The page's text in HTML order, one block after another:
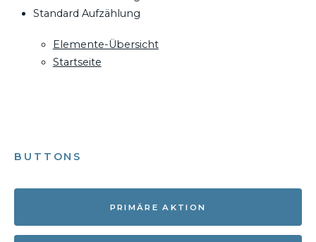
Standard Aufzählung
Elemente-Übersicht
Startseite
BUTTONS
PRIMÄRE AKTION